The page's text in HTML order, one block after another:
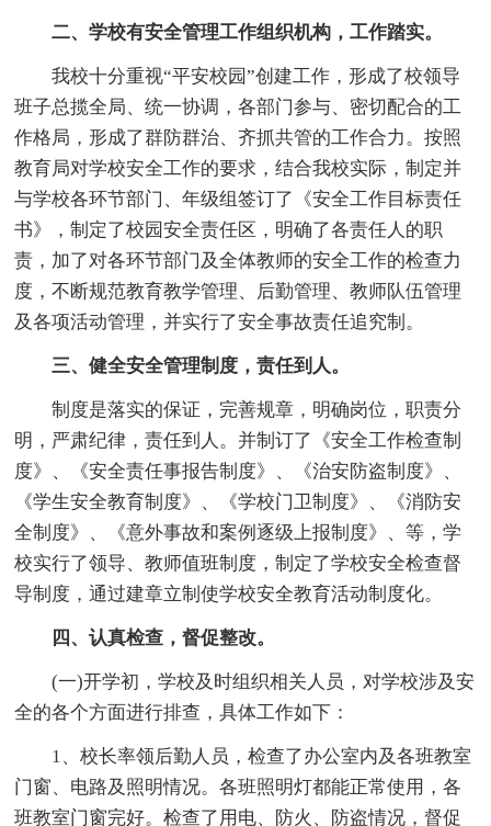
二、学校有安全管理工作组织机构，工作踏实。
我校十分重视“平安校园”创建工作，形成了校领导
班子总揽全局、统一协调，各部门参与、密切配合的工
作格局，形成了群防群治、齐抓共管的工作合力。按照
教育局对学校安全工作的要求，结合我校实际，制定并
与学校各环节部门、年级组签订了《安全工作目标责任
书》，制定了校园安全责任区，明确了各责任人的职
责，加了对各环节部门及全体教师的安全工作的检查力
度，不断规范教育教学管理、后勤管理、教师队伍管理
及各项活动管理，并实行了安全事故责任追究制。
三、健全安全管理制度，责任到人。
制度是落实的保证，完善规章，明确岗位，职责分
明，严肃纪律，责任到人。并制订了《安全工作检查制
度》、《安全责任事报告制度》、《治安防盗制度》、
《学生安全教育制度》、《学校门卫制度》、《消防安
全制度》、《意外事故和案例逐级上报制度》、等，学
校实行了领导、教师值班制度，制定了学校安全检查督
导制度，通过建章立制使学校安全教育活动制度化。
四、认真检查，督促整改。
(一)开学初，学校及时组织相关人员，对学校涉及安
全的各个方面进行排查，具体工作如下：
1、校长率领后勤人员，检查了办公室内及各班教室
门窗、电路及照明情况。各班照明灯都能正常使用，各
班教室门窗完好。检查了用电、防火、防盗情况，督促